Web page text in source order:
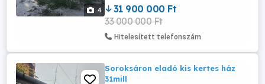
4
perc sétára elérhető. Amikor jövünk ...
31 900 000 Ft
33 000 000 Ft
Hitelesített telefonszám
Soroksáron eladó kis kertes ház
31mill